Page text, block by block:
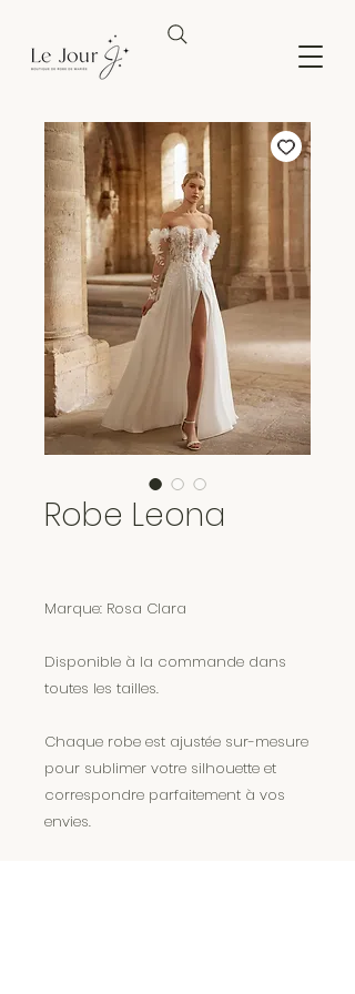
Robe Leona
Marque: Rosa Clara
Disponible à la commande dans
toutes les tailles.
Chaque robe est ajustée sur-mesure
pour sublimer votre silhouette et
correspondre parfaitement à vos
envies.